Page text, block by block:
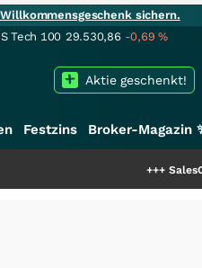
sichern.
Tech 100 29.530,86 -0,69%
Aktie geschenkt!
Festzins Broker-Magazin